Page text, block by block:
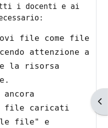
i docenti e ai
file come file
attenzione a
la risorsa
caricati
file" e